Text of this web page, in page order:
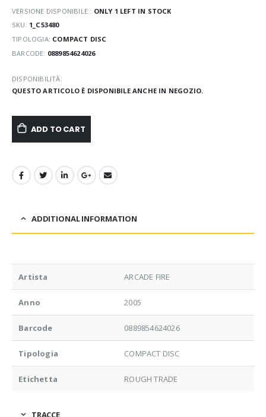
VERSIONE DISPONIBILE:: ONLY 1 LEFT IN STOCK
SKU: 1_C53480
TIPOLOGIA: COMPACT DISC
BARCODE: 0889854624026
DISPONIBILITÀ:
QUESTO ARTICOLO È DISPONIBILE ANCHE IN NEGOZIO.
ADD TO CART
ADDITIONAL INFORMATION
Artista ARCADE FIRE
Anno 2005
Barcode 0889854624026
Tipologia COMPACT DISC
Etichetta ROUGH TRADE
TRACCE